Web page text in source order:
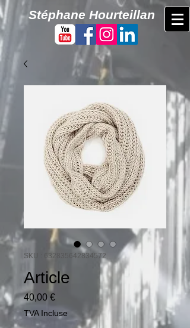
​Stéphane Hourteillan
SKU : 632835642834572
Article
40,00 €Prix
TVA Incluse